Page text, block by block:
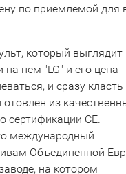
по приемлемой для
который выглядит
на нем "LG" и его цена
и сразу класть
из
сертификации CE.
международный
Объединенной
на котором